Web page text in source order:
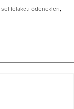
sel felaketi ödenekleri,